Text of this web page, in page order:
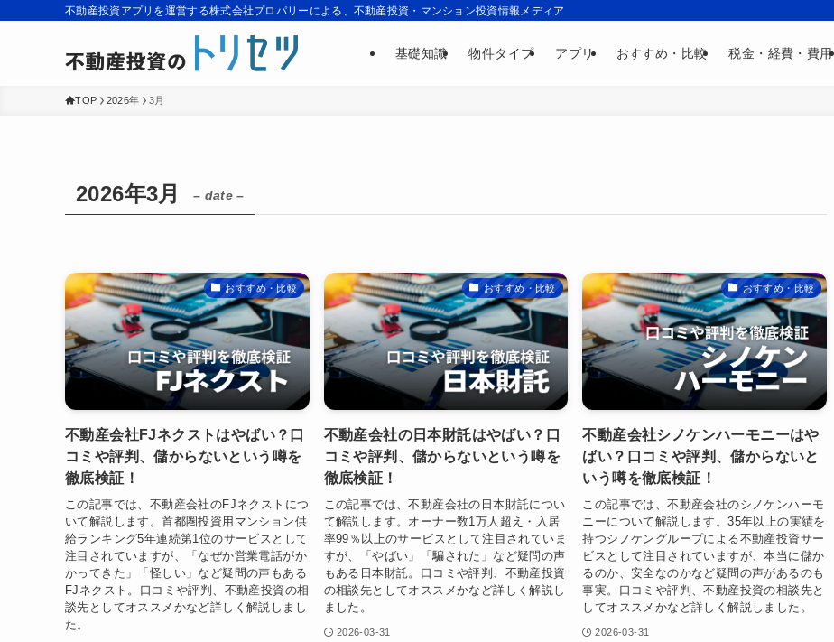
不動産投資アプリを運営する株式会社プロパリーによる、不動産投資・マンション投資情報メディア
基礎知識 物件タイプ アプリ おすすめ・比較 税金・経費・費用
TOP 2026年 3月
2026年3月 – date –
おすすめ・比較
不動産会社FJネクストはやばい？口
コミや評判、儲からないという噂を
徹底検証！
この記事では、不動産会社のFJネクストにつ
いて解説します。首都圏投資用マンション供
給ランキング5年連続第1位のサービスとして
注目されていますが、「なぜか営業電話がか
かってきた」「怪しい」など疑問の声もある
FJネクスト。口コミや評判、不動産投資の相
談先としてオススメかなど詳しく解説しまし
た。
おすすめ・比較
不動産会社の日本財託はやばい？口
コミや評判、儲からないという噂を
徹底検証！
この記事では、不動産会社の日本財託につい
て解説します。オーナー数1万人超え・入居
率99％以上のサービスとして注目されていま
すが、「やばい」「騙された」など疑問の声
もある日本財託。口コミや評判、不動産投資
の相談先としてオススメかなど詳しく解説し
ました。
2026-03-31
おすすめ・比較
不動産会社シノケンハーモニーはや
ばい？口コミや評判、儲からないと
いう噂を徹底検証！
この記事では、不動産会社のシノケンハーモ
ニーについて解説します。35年以上の実績を
持つシノケングループによる不動産投資サー
ビスとして注目されていますが、本当に儲か
るのか、安全なのかなど疑問の声があるのも
事実。口コミや評判、不動産投資の相談先と
してオススメかなど詳しく解説しました。
2026-03-31